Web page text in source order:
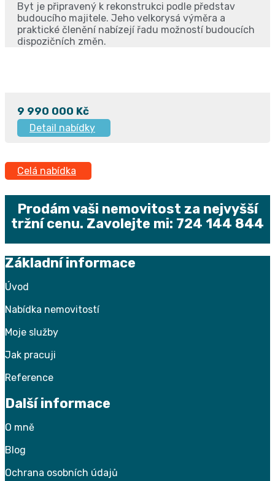
Byt je připravený k rekonstrukci podle představ
budoucího majitele. Jeho velkorysá výměra a
praktické členění nabízejí řadu možností budoucích
dispozičních změn.
9 990 000 Kč
Detail nabídky
Celá nabídka
Prodám vaši nemovitost za nejvyšší
tržní cenu. Zavolejte mi: 724 144 844
Základní informace
Úvod
Nabídka nemovitostí
Moje služby
Jak pracuji
Reference
Další informace
O mně
Blog
Ochrana osobních údajů